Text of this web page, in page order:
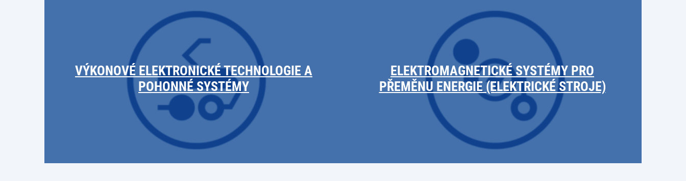
VÝKONOVÉ ELEKTRONICKÉ TECHNOLOGIE A
POHONNÉ SYSTÉMY
ELEKTROMAGNETICKÉ SYSTÉMY PRO
PŘEMĚNU ENERGIE (ELEKTRICKÉ STROJE)